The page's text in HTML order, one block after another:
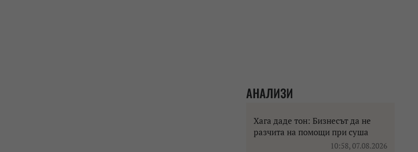
АНАЛИЗИ
Хага даде тон: Бизнесът да не
разчита на помощи при суша
10:58, 07.08.2026